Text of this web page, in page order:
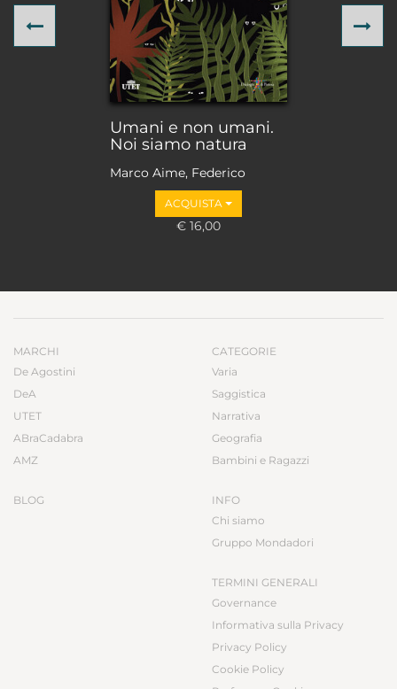
Umani e non umani.
Noi siamo natura
Marco Aime, Federico
Faloppa, Adriano Favole,
Guido Barbujani, Irene
Borgna, Emanuela
ACQUISTA
€ 16,00
Previous
MARCHI
De Agostini
DeA
UTET
ABraCadabra
AMZ
BLOG
CATEGORIE
Varia
Saggistica
Narrativa
Geografia
Bambini e Ragazzi
INFO
Chi siamo
Gruppo Mondadori
TERMINI GENERALI
Governance
Informativa sulla Privacy
Privacy Policy
Cookie Policy